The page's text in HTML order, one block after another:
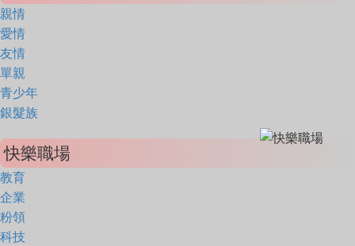
親情
愛情
友情
單親
青少年
銀髮族
快樂職場
教育
企業
粉領
科技